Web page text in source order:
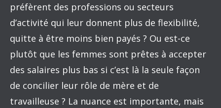
préfèrent des professions ou secteurs
d’activité qui leur donnent plus de flexibilité,
quitte à être moins bien payés ? Ou est-ce
plutôt que les femmes sont prêtes à accepter
des salaires plus bas si c’est là la seule façon
de concilier leur rôle de mère et de
travailleuse ? La nuance est importante, mais